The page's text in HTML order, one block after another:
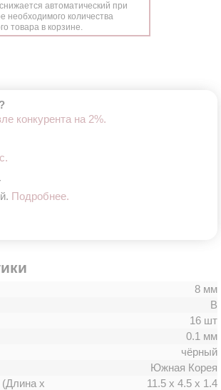
автоматический при
необходимого количества
товара в корзине.
конкурента на 2%.
Подробнее.
8 мм
B
16 шт
0.1 мм
чёрный
Южная Корея
(Длина х
11.5 х 4.5 х 1.4